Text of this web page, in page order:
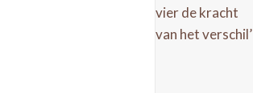
vier de kracht
van het verschil’